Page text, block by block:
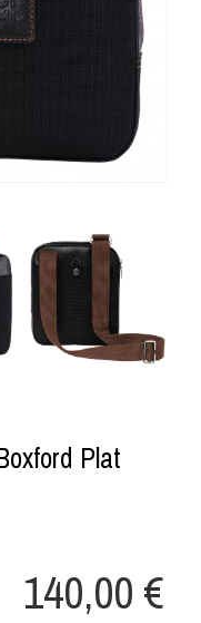
Plat
140,00 €